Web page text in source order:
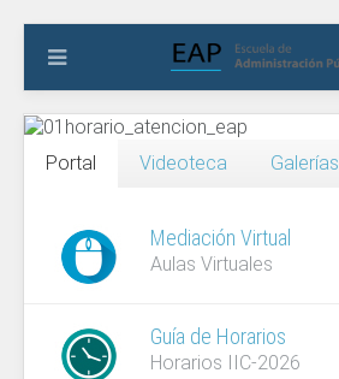
Portal Videoteca Galerías
Mediación Virtual
Aulas Virtuales
Guía de Horarios
Horarios IIC-2026